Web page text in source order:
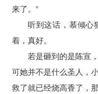
来了。”
听到这话，慕倾心
着，真好。
若是砸到的是陈宣
可她并不是什么圣人，
救了就已经烧高香了，